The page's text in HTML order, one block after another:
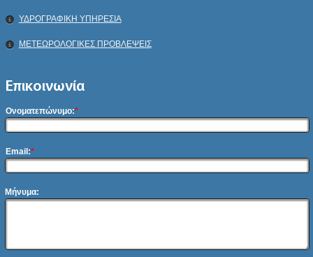
ΥΔΡΟΓΡΑΦΙΚΗ ΥΠΗΡΕΣΙΑ
ΜΕΤΕΩΡΟΛΟΓΙΚΕΣ ΠΡΟΒΛΕΨΕΙΣ
Επικοινωνία
Ονοματεπώνυμο:*
Email:*
Μήνυμα: